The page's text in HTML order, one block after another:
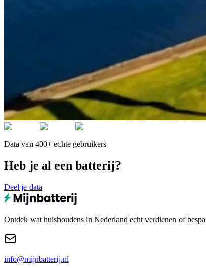
Data van 400+ echte gebruikers
Heb je al een batterij?
Deel je data
Ontdek wat huishoudens in Nederland echt verdienen of
info@mijnbatterij.nl